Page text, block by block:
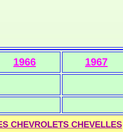
1966
1967
CHEVROLETS CHEVELLES